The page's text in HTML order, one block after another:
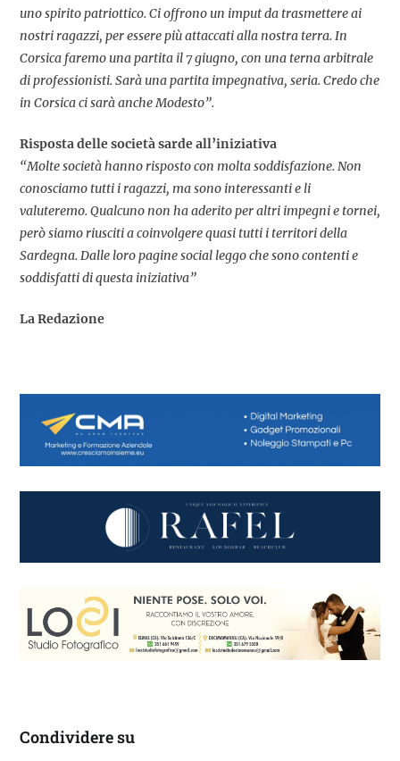
uno spirito patriottico. Ci offrono un imput da trasmettere ai
nostri ragazzi, per essere più attaccati alla nostra terra. In
Corsica faremo una partita il 7 giugno, con una terna arbitrale
di professionisti. Sarà una partita impegnativa, seria. Credo che
in Corsica ci sarà anche Modesto”.
Risposta delle società sarde all’iniziativa
“Molte società hanno risposto con molta soddisfazione. Non
conosciamo tutti i ragazzi, ma sono interessanti e li
valuteremo. Qualcuno non ha aderito per altri impegni e tornei,
però siamo riusciti a coinvolgere quasi tutti i territori della
Sardegna. Dalle loro pagine social leggo che sono contenti e
soddisfatti di questa iniziativa”
La Redazione
Condividere su